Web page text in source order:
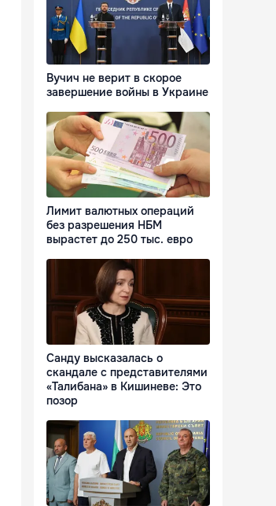
Вучич не верит в скорое
завершение войны в Украине
Лимит валютных операций
без разрешения НБМ
вырастет до 250 тыс. евро
Санду высказалась о
скандале с представителями
«Талибана» в Кишиневе: Это
позор